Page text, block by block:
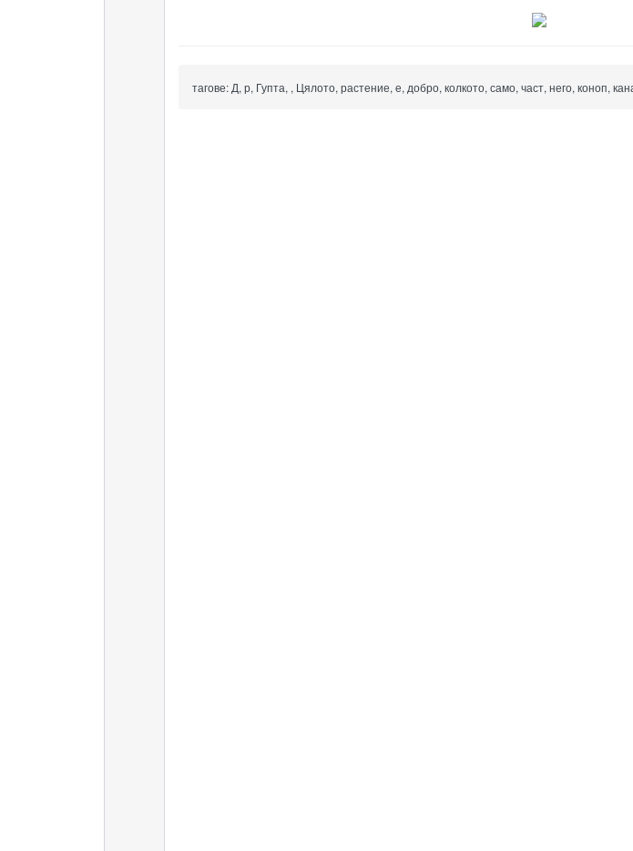
тагове: Д, р, Гупта, , Цялото, растение, е, добро, колкото, само, част, него, коноп,